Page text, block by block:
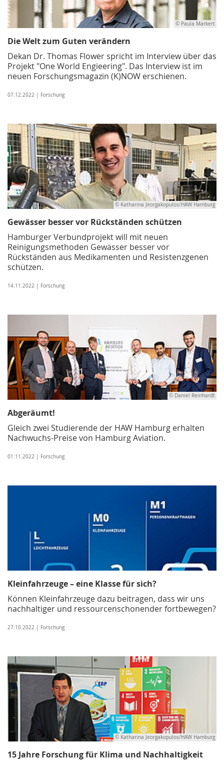
© Paula Markert
Die Welt zum Guten verändern
Dekan Dr. Thomas Flower spricht im Interview über das
Projekt "One World Engieering". Das Interview ist im
neuen Forschungsmagazin (K)NOW erschienen.
07.12.2022 | Forschung
© Katharina Jeorgakopulos/HAW Hamburg
Gewässer besser vor Rückständen schützen
Hamburger Verbundprojekt will mit neuen
Reinigungsmethoden Gewässer besser vor
Rückständen aus Medikamenten und Resistenzgenen
schützen.
14.11.2022 | Forschung
© Daniel Reinhardt
Abgeräumt!
Gleich zwei Studierende der HAW Hamburg erhalten
Nachwuchs-Preise von Hamburg Aviation.
01.11.2022 | Forschung
Kleinfahrzeuge – eine Klasse für sich?
Können Kleinfahrzeuge dazu beitragen, dass wir uns
nachhaltiger und ressourcenschonender fortbewegen?
27.10.2022 | Forschung
© Katharina Jeorgakopulos/HAW Hamburg
15 Jahre Forschung für Klima und Nachhaltigkeit